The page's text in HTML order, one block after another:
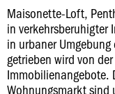
Maisonette-Loft,
in verkehrsberuhigter
in urbaner
getrieben wird von
Immobilienangebote.
Wohnungsmarkt sind